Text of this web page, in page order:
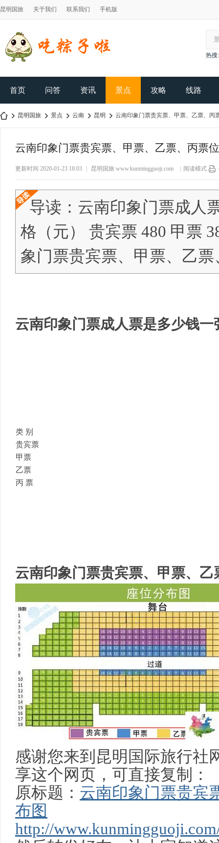
昆明国旅 关于我们 联系我们 手机版
热搜:
首页 问答 资讯 景点 攻略 线路
昆明国旅 景点 云南 昆明 云南印象门票贵宾票、甲票、乙票、丙
云南印象门票贵宾票、甲票、乙票、丙票
更新时间 2020-01-23 18:03 昆明国旅 www.kunmingguoji.com 阅读模式
导读：云南印象门票成人
格（元） 贵宾票 480 甲票
象门票贵宾票、甲票、乙
云南印象门票成人票是多少钱一
类 别
贵宾票
甲票
乙票
丙 票
云南印象门票贵宾票、甲票、
感谢您来到昆明国际旅行社
享这个网页，可直接复制：
原标题： 云南印象门票贵宾
布图
http://